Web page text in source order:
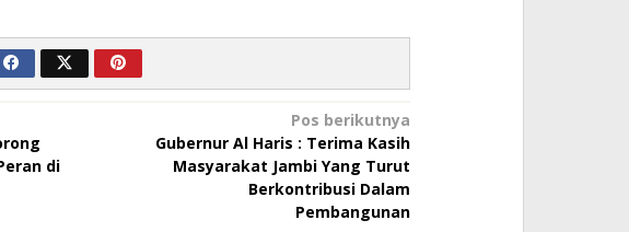
di
Pos berikutnya
Gubernur Al Haris : Terima Kasih
Masyarakat Jambi Yang Turut
Berkontribusi Dalam
Pembangunan